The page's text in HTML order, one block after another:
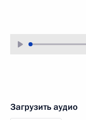
Загрузить аудио